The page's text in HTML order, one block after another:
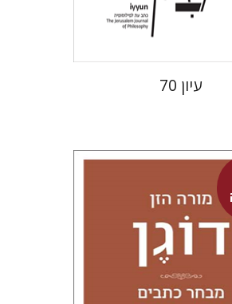
$31
$28
עיון 70
בולוקן